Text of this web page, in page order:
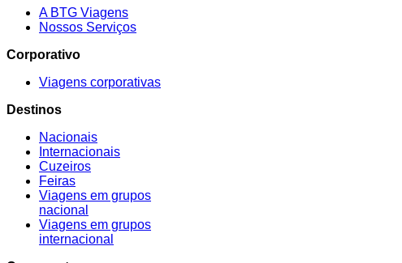
A BTG Viagens
Nossos Serviços
Corporativo
Viagens corporativas
Destinos
Nacionais
Internacionais
Cuzeiros
Feiras
Viagens em grupos
nacional
Viagens em grupos
internacional